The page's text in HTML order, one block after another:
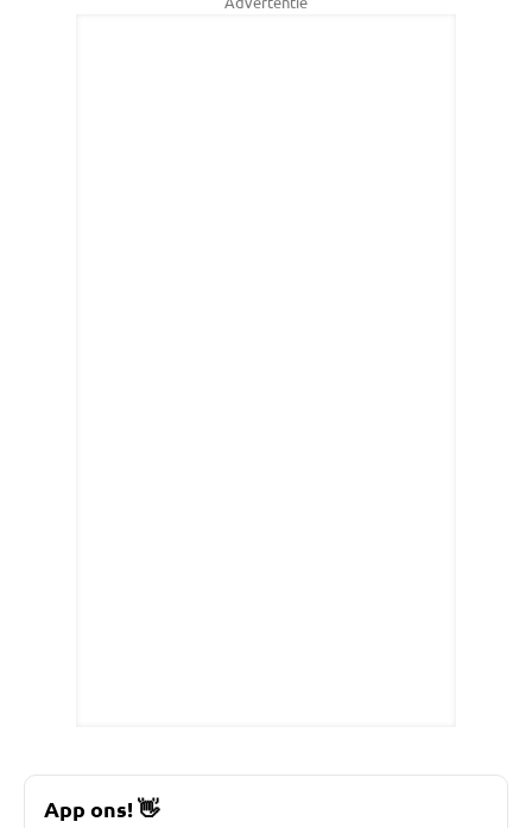
App ons!👋